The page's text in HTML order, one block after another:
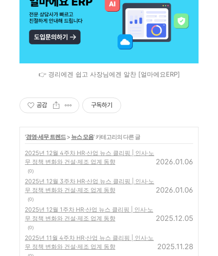
👉 경리에겐 쉽고 사장님에겐 알찬 [얼마에요ERP]
공감 구독하기
'경영·세무 트렌드 > 뉴스 모음' 카테고리의 다른 글
2025년 12월 4주차 HR·산업 뉴스 클리핑 | 인사·노
무 정책 변화와 건설·제조 업계 동향
(0)
2026.01.06
2025년 12월 3주차 HR·산업 뉴스 클리핑 | 인사·노
무 정책 변화와 건설·제조 업계 동향
(0)
2026.01.06
2025년 12월 1주차 HR·산업 뉴스 클리핑 | 인사·노
무 정책 변화와 건설·제조 업계 동향
(0)
2025.12.05
2025년 11월 4주차 HR·산업 뉴스 클리핑 | 인사·노
무 정책 변화와 건설·제조 업계 동향
2025.11.28